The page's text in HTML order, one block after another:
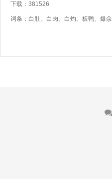
下载：381526
词条：白肚、白肉、白灼、板鸭、爆氽